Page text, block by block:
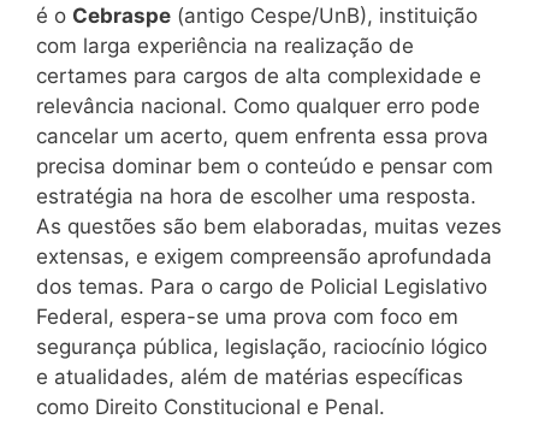
é o Cebraspe (antigo Cespe/UnB), instituição
com larga experiência na realização de
certames para cargos de alta complexidade e
relevância nacional. Como qualquer erro pode
cancelar um acerto, quem enfrenta essa prova
precisa dominar bem o conteúdo e pensar com
estratégia na hora de escolher uma resposta.
As questões são bem elaboradas, muitas vezes
extensas, e exigem compreensão aprofundada
dos temas. Para o cargo de Policial Legislativo
Federal, espera-se uma prova com foco em
segurança pública, legislação, raciocínio lógico
e atualidades, além de matérias específicas
como Direito Constitucional e Penal.